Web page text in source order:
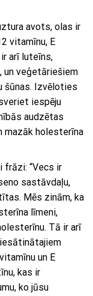
avots, olas ir
vitamīnu, E
arī luteīns,
un veģetāriešiem
šūnas. Izvēloties
iespēju
audzētas
mazāk holesterīna
frāzi: “Vecs ir
sastāvdaļu,
Mēs zinām, ka
līmeni,
Tā ir arī
un E
kas ir
ko jūsu